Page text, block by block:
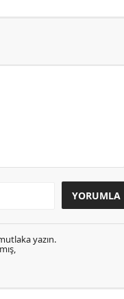
yazın.